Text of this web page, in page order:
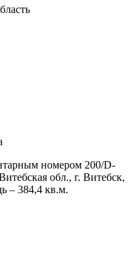
номером 200/D-
обл., г. Витебск,
– 384,4 кв.м.